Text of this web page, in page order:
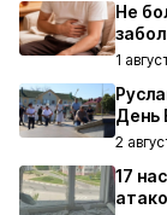
Не
1
День
2
17